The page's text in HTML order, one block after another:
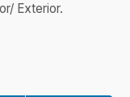
Exterior.